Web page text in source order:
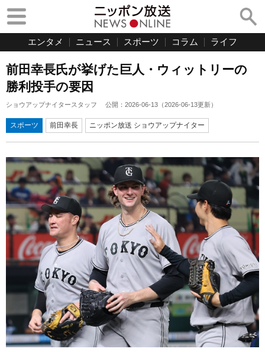
エンタメ ニュース スポーツ コラム ライフ
前田幸長氏が挙げた巨人・ウィットリーの
勝利投手の要因
ショウアップナイタースタッフ 公開： 2026-06-13 （2026-06-13更新）
スポーツ 前田幸長 ニッポン放送 ショウアップナイター